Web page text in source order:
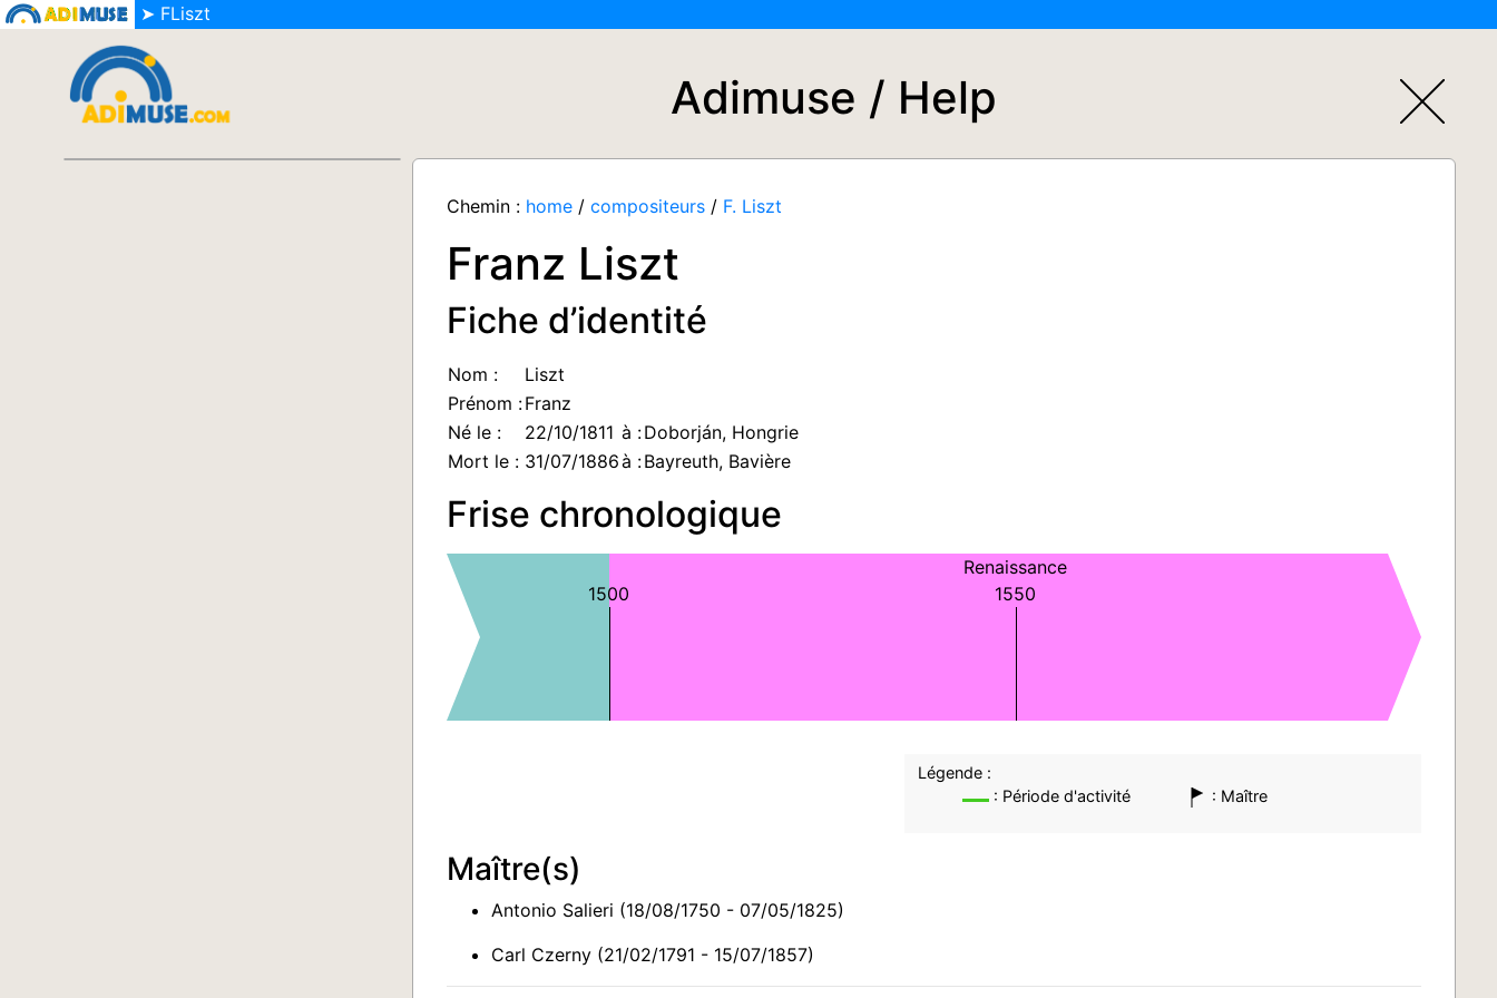
➤ FLiszt
Adimuse / Help
Chemin : home/ compositeurs/ F. Liszt
Franz Liszt
Fiche d’identité
Nom :
Liszt
Prénom :Franz
Né le :
22/10/1811 à :Doborján, Hongrie
Mort le : 31/07/1886à :Bayreuth, Bavière
Frise chronologique
Renaissance
1500
1550 1600
Légende :
: Période d'activité
: Maître
Maître(s)
Antonio Salieri (18/08/1750 - 07/05/1825)
Carl Czerny (21/02/1791 - 15/07/1857)